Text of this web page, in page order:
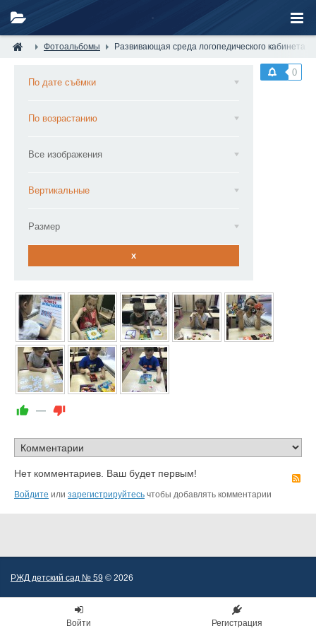
Фотоальбомы Развивающая среда логопедического кабинета
0
По дате съёмки
По возрастанию
Все изображения
Вертикальные
Размер
x
—
Нет комментариев. Ваш будет первым!
Войдите или зарегистрируйтесь чтобы добавлять комментарии
РЖД детский сад № 59 © 2026
Войти Регистрация